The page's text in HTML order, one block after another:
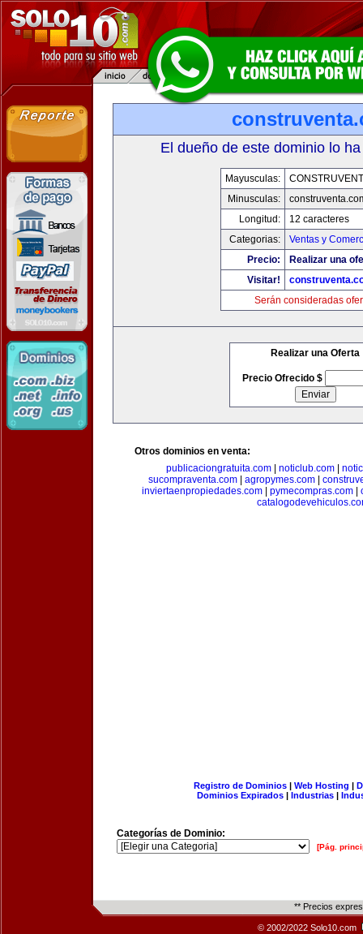
El dueño de este dominio lo
Mayusculas:
Minusculas:
Longitud:
12 caracteres
Categorias:
Ventas y
Precio:
Realizar una
Visitar!
Serán consideradas
Realizar una Oferta
Precio Ofrecido $
Otros dominios en venta:
publicaciongratuita.com| noticlub.com|
sucompraventa.com
agropymes.com
inviertaenpropiedades.com| pymecompras.com|
Registro de Dominios| Web Hosting |
Dominios Expirados | Industrias |
Categorías de Dominio:
[Pág.
** Precios
© 2002/2022 Solo10.com